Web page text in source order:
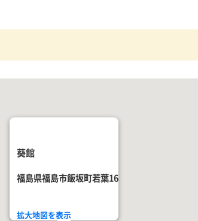
葵館
福島県福島市飯坂町若葉16
拡大地図を表示